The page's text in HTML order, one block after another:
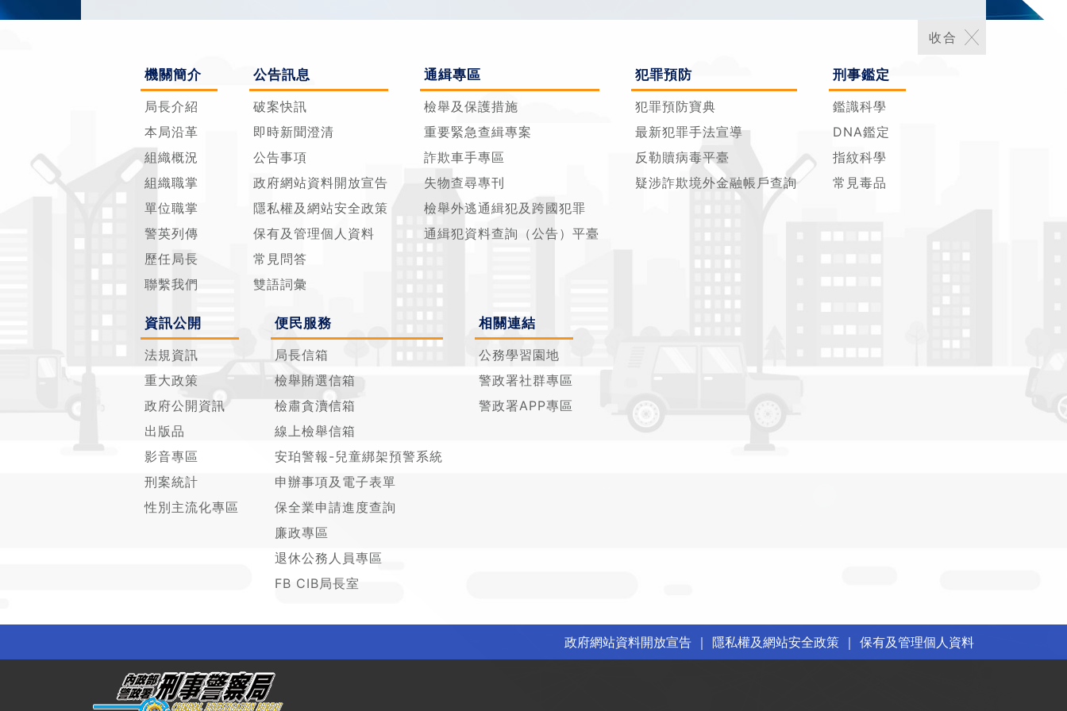
機關簡介
局長介紹
本局沿革
組織概況
組織職掌
單位職掌
警英列傳
歷任局長
聯繫我們
公告訊息
破案快訊
即時新聞澄清
公告事項
政府網站資料開放宣告
隱私權及網站安全政策
保有及管理個人資料
常見問答
雙語詞彙
通緝專區
檢舉及保護措施
重要緊急查緝專案
詐欺車手專區
失物查尋專刊
檢舉外逃通緝犯及跨國犯罪
通緝犯資料查詢（公告）平臺
犯罪預防
犯罪預防寶典
最新犯罪手法宣導
反勒贖病毒平臺
疑涉詐欺境外金融帳戶查詢
刑事鑑定
鑑識科學
DNA鑑定
指紋科學
常見毒品
資訊公開
法規資訊
重大政策
政府公開資訊
出版品
影音專區
刑案統計
性別主流化專區
便民服務
局長信箱
檢舉賄選信箱
檢肅貪瀆信箱
線上檢舉信箱
安珀警報-兒童綁架預警系統
申辦事項及電子表單
保全業申請進度查詢
廉政專區
退休公務人員專區
FB CIB局長室
相關連結
公務學習園地
警政署社群專區
警政署APP專區
政府網站資料開放宣告 ｜ 隱私權及網站安全政策 ｜ 保有及管理個人資料